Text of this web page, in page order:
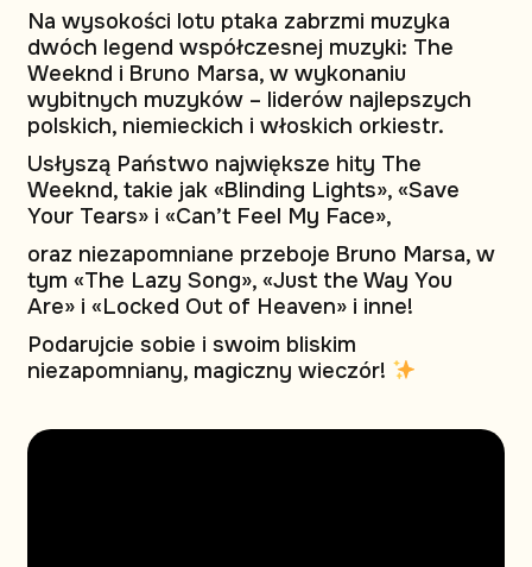
Na wysokości lotu ptaka zabrzmi muzyka
dwóch legend współczesnej muzyki: The
Weeknd i Bruno Marsa, w wykonaniu
wybitnych muzyków – liderów najlepszych
polskich, niemieckich i włoskich orkiestr.
Usłyszą Państwo największe hity The
Weeknd, takie jak «Blinding Lights», «Save
Your Tears» i «Can’t Feel My Face»,
oraz niezapomniane przeboje Bruno Marsa, w
tym «The Lazy Song», «Just the Way You
Are» i «Locked Out of Heaven» i inne!
Podarujcie sobie i swoim bliskim
niezapomniany, magiczny wieczór!